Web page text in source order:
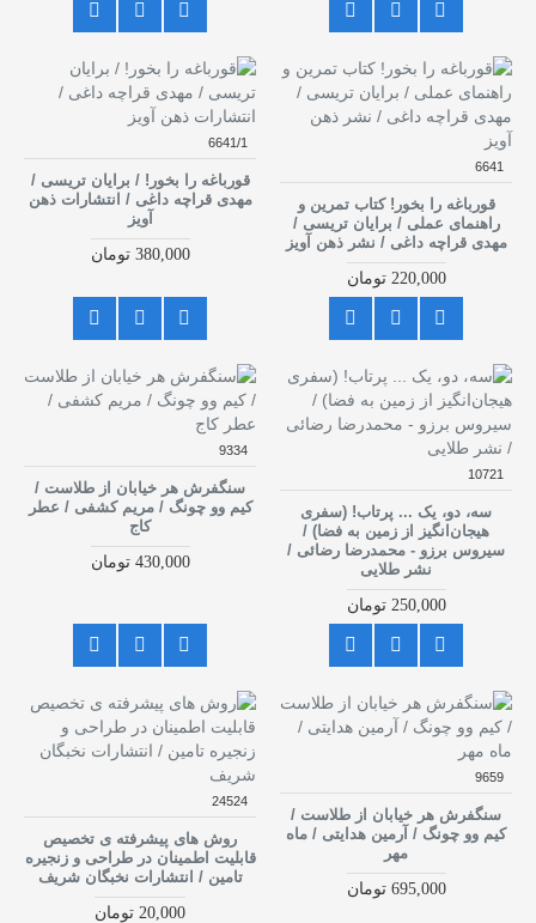
6641
قورباغه را بخور! کتاب تمرین و
راهنمای عملی / برایان تریسی /
مهدی قراچه داغی / نشر ذهن آویز
220,000 تومان
6641/1
قورباغه را بخور! / برایان تریسی /
مهدی قراچه داغی / انتشارات ذهن
آویز
380,000 تومان
10721
سه، دو، یک ... پرتاب! (سفری
هیجان‌انگیز از زمین به فضا) /
سیروس برزو - محمدرضا رضائی /
نشر طلایی
250,000 تومان
9334
سنگفرش هر خیابان از طلاست /
کیم وو چونگ / مریم کشفی / عطر
کاج
430,000 تومان
9659
سنگفرش هر خیابان از طلاست /
کیم وو چونگ / آرمین هدایتی / ماه
مهر
695,000 تومان
24524
روش های پیشرفته ی تخصیص
قابلیت اطمینان در طراحی و زنجیره
تامین / انتشارات نخبگان شریف
20,000 تومان